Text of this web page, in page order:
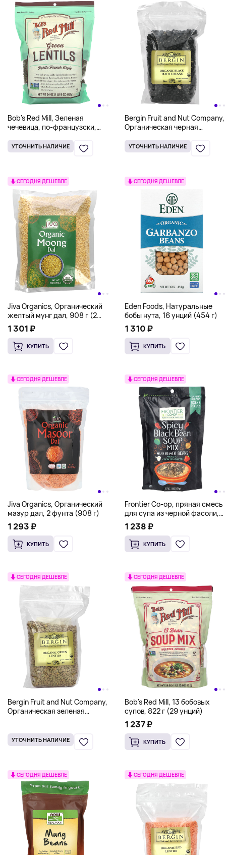
Bob's Red Mill, Зеленая
чечевица, по-французски,
УТОЧНИТЬ НАЛИЧИЕ
Bergin Fruit and Nut Company,
Органическая черная
УТОЧНИТЬ НАЛИЧИЕ
СЕГОДНЯ ДЕШЕВЛЕ
Jiva Organics, Органический
желтый мунг дал, 908 г (2
фунта)
1 301 ₽
КУПИТЬ
СЕГОДНЯ ДЕШЕВЛЕ
Eden Foods, Натуральные
бобы нута, 16 унций (454 г)
1 310 ₽
КУПИТЬ
СЕГОДНЯ ДЕШЕВЛЕ
Jiva Organics, Органический
мазур дал, 2 фунта (908 г)
1 293 ₽
КУПИТЬ
СЕГОДНЯ ДЕШЕВЛЕ
Frontier Co-op, пряная смесь
для супа из черной фасоли,
224 г (7,9 унции)
1 238 ₽
КУПИТЬ
СЕГОДНЯ ДЕШЕВЛЕ
Bergin Fruit and Nut Company,
Органическая зеленая
УТОЧНИТЬ НАЛИЧИЕ
СЕГОДНЯ ДЕШЕВЛЕ
Bob's Red Mill, 13 бобовых
супов, 822 г (29 унций)
1 237 ₽
КУПИТЬ
СЕГОДНЯ ДЕШЕВЛЕ СЕГОДНЯ ДЕШЕВЛЕ